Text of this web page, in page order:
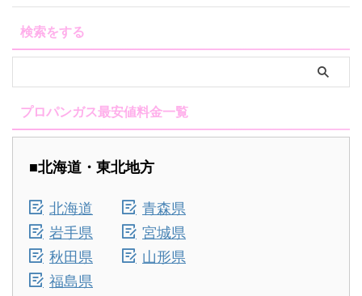
検索をする
プロパンガス最安値料金一覧
■北海道・東北地方
北海道
青森県
岩手県
宮城県
秋田県
山形県
福島県